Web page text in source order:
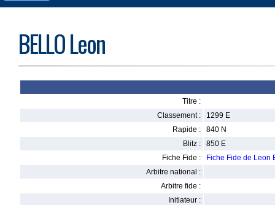
BELLO Leon
Titre :
Classement :
1299 E
Rapide :
840 N
Blitz :
850 E
Fiche Fide :
Fiche Fide de Leon
Arbitre national :
Arbitre fide :
Initiateur :